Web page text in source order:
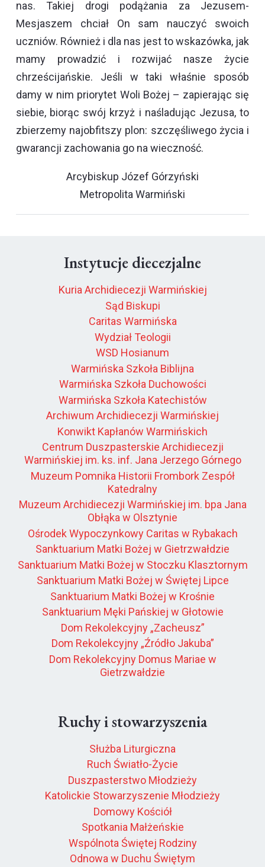
nas. Takiej drogi podążania za Jezusem-
Mesjaszem chciał On sam nauczyć swoich
uczniów. Również i dla nas jest to wskazówka, jak
mamy prowadzić i rozwijać nasze życie
chrześcijańskie. Jeśli w taki właśnie sposób
damy w nim priorytet Woli Bożej – zapierając się
siebie, biorąc swój krzyż i naśladując Jezusa, to
zbierzemy najobfitszy plon: szczęśliwego życia i
gwarancji zachowania go na wieczność.
Arcybiskup Józef Górzyński
Metropolita Warmiński
Instytucje diecezjalne
Kuria Archidiecezji Warmińskiej
Sąd Biskupi
Caritas Warmińska
Wydział Teologii
WSD Hosianum
Warmińska Szkoła Biblijna
Warmińska Szkoła Duchowości
Warmińska Szkoła Katechistów
Archiwum Archidiecezji Warmińskiej
Konwikt Kapłanów Warmińskich
Centrum Duszpasterskie Archidiecezji
Warmińskiej im. ks. inf. Jana Jerzego Górnego
Muzeum Pomnika Historii Frombork Zespół
Katedralny
Muzeum Archidiecezji Warmińskiej im. bpa Jana
Obłąka w Olsztynie
Ośrodek Wypoczynkowy Caritas w Rybakach
Sanktuarium Matki Bożej w Gietrzwałdzie
Sanktuarium Matki Bożej w Stoczku Klasztornym
Sanktuarium Matki Bożej w Świętej Lipce
Sanktuarium Matki Bożej w Krośnie
Sanktuarium Męki Pańskiej w Głotowie
Dom Rekolekcyjny „Zacheusz”
Dom Rekolekcyjny „Źródło Jakuba”
Dom Rekolekcyjny Domus Mariae w
Gietrzwałdzie
Ruchy i stowarzyszenia
Służba Liturgiczna
Ruch Światło-Życie
Duszpasterstwo Młodzieży
Katolickie Stowarzyszenie Młodzieży
Domowy Kościół
Spotkania Małżeńskie
Wspólnota Świętej Rodziny
Odnowa w Duchu Świętym